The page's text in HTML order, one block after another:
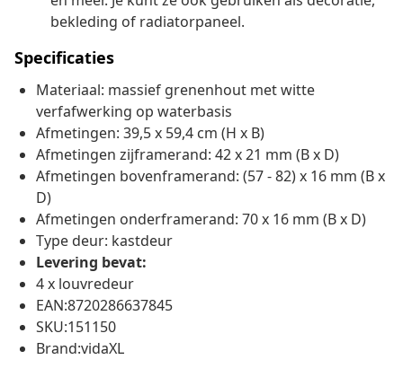
bekleding of radiatorpaneel.
Specificaties
Materiaal: massief grenenhout met witte
verfafwerking op waterbasis
Afmetingen: 39,5 x 59,4 cm (H x B)
Afmetingen zijframerand: 42 x 21 mm (B x D)
Afmetingen bovenframerand: (57 - 82) x 16 mm (B x
D)
Afmetingen onderframerand: 70 x 16 mm (B x D)
Type deur: kastdeur
Levering bevat:
4 x louvredeur
EAN:8720286637845
SKU:151150
Brand:vidaXL